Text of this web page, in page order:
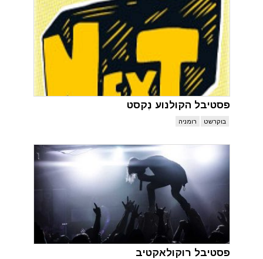
פסטיבל הקולנוע נֶקסט
בוקרשט רומניה
פסטיבל רוקולאקטיב